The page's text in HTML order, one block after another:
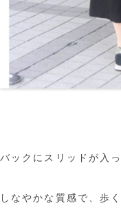
バックにスリッドが入
しなやかな質感で、歩